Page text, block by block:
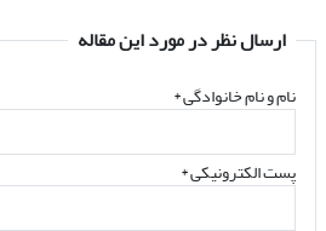
ارسال نظر در مورد این مقاله
نام و نام خانوادگی*
پست الکترونیکی*